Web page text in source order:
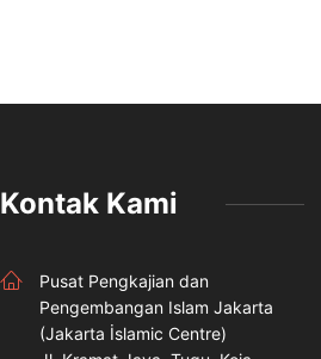
Kontak Kami
Pusat Pengkajian dan
Pengembangan Islam Jakarta
(Jakarta İslamic Centre)